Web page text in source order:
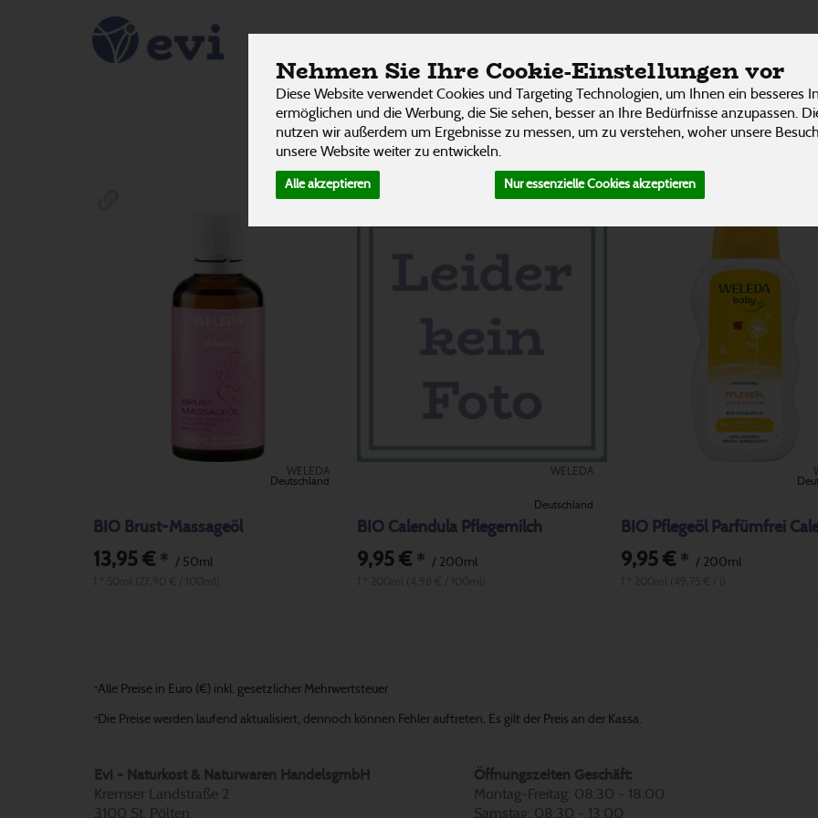
Nehmen Sie Ihre Cookie-Einstellungen vor
Diese Website verwendet Cookies und Targeting Technologien, um Ihnen ein besseres
ermöglichen und die Werbung, die Sie sehen, besser an Ihre Bedürfnisse anzupassen.
nutzen wir außerdem um Ergebnisse zu messen, um zu verstehen, woher unsere
unsere Website weiter zu entwickeln.
Alle akzeptieren Nur essenzielle Cookies akzeptieren
Stillen &
Schwangerschaft
Ernährung Allergene
WELEDA
Deutschland
BIO Brust-Massageöl
13,95 € * / 50ml
WELEDA
Deutschland
BIO Calendula Pflegemilch
9,95 €* / 200ml
BIO Pflegeöl Parfümfrei
9,95 €* / 200ml
*Alle Preise in Euro (€) inkl. gesetzlicher Mehrwertsteuer
* Die Preise werden laufend aktualisiert, dennoch können Fehler auftreten. Es gilt der Preis an der Kassa.
Evi - Naturkost & Naturwaren HandelsgmbH
Kremser Landstraße 2
3100 St. Pölten
Öffnungszeiten Geschäft:
Montag-Freitag: 08:30 - 18:00
Samstag: 08:30 - 13:00